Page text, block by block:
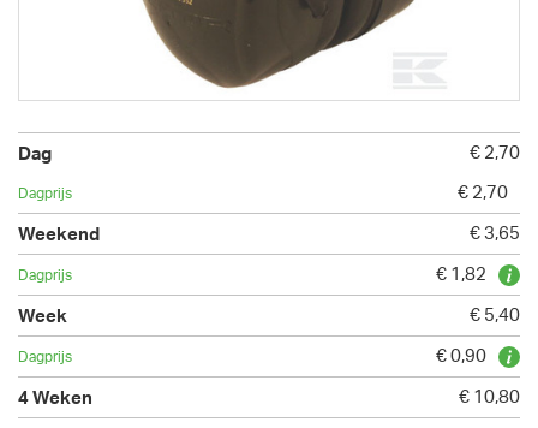
€ 2,70
€ 2,70
€ 3,65
€ 1,82
€ 5,40
€ 0,90
€ 10,80